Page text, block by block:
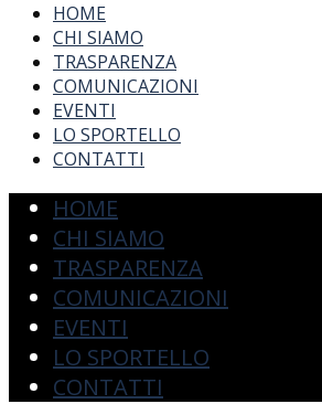
HOME
CHI SIAMO
TRASPARENZA
COMUNICAZIONI
EVENTI
LO SPORTELLO
CONTATTI
HOME
CHI SIAMO
TRASPARENZA
COMUNICAZIONI
EVENTI
LO SPORTELLO
CONTATTI